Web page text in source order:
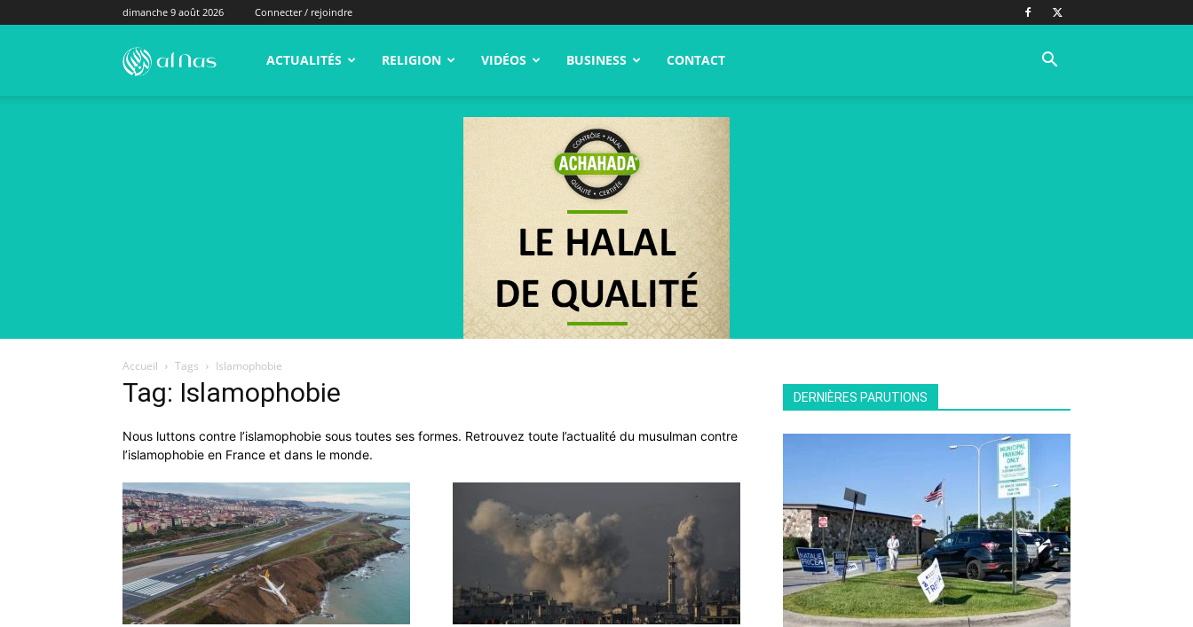
dimanche 9 août 2026 Connecter / rejoindre
alNas.fr ACTUALITÉS RELIGION VIDÉOS BUSINESS CONTACT
Accueil Tags Islamophobie
Tag: Islamophobie
Nous luttons contre l’islamophobie sous toutes ses formes. Retrouvez toute l’actualité du musulman contre
l’islamophobie en France et dans le monde.
DERNIÈRES PARUTIONS